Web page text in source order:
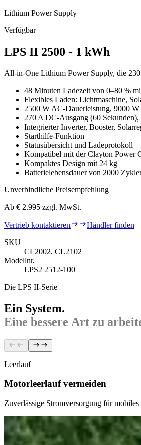
Lithium Power Supply
Verfügbar
LPS II 2500 - 1 kWh
All-in-One Lithium Power Supply, die
48 Minuten Ladezeit von 0–80 %
Flexibles Laden: Lichtmaschine,
2500 W AC-Dauerleistung, 9000 W
270 A DC-Ausgang (60
Integrierter Inverter, Booster,
Starthilfe-Funktion
Statusübersicht und Ladeprotokoll
Kompatibel mit der Clayton Power
Kompaktes Design mit 24 kg
Batterielebensdauer von 2000
Unverbindliche Preisempfehlung
Ab € 2.995 zzgl. MwSt.
Vertrieb kontaktieren
Händler finden
SKU
CL2002, CL2102
Modellnr.
LPS2 2512-100
Die LPS II-Serie
Ein System.
Eine bessere Art zu
Leerlauf
Motorleerlauf vermeiden
Zuverlässige Stromversorgung für